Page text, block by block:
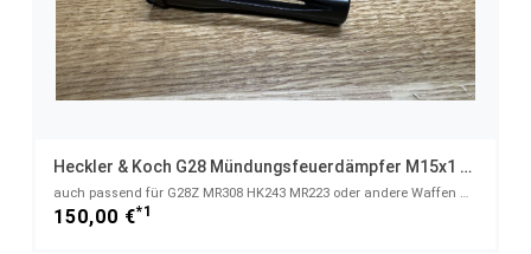
Heckler & Koch G28 Mündungsfeuerdämpfer M15x1 HK
auch passend für G28Z MR308 HK243 MR223 oder andere Waffen mit Gewinde M15x1 HK und max. .308Win - H
150,00 €*1